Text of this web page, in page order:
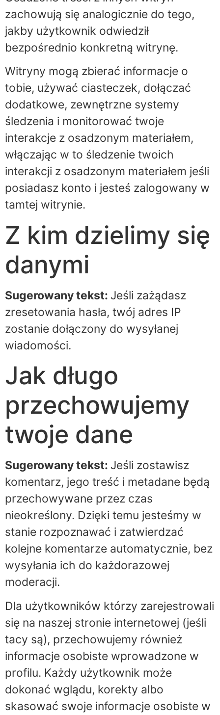
zachowują się analogicznie do tego,
jakby użytkownik odwiedził
bezpośrednio konkretną witrynę.
Witryny mogą zbierać informacje o
tobie, używać ciasteczek, dołączać
dodatkowe, zewnętrzne systemy
śledzenia i monitorować twoje
interakcje z osadzonym materiałem,
włączając w to śledzenie twoich
interakcji z osadzonym materiałem jeśli
posiadasz konto i jesteś zalogowany w
tamtej witrynie.
Z kim dzielimy się
danymi
Sugerowany tekst: Jeśli zażądasz
zresetowania hasła, twój adres IP
zostanie dołączony do wysyłanej
wiadomości.
Jak długo
przechowujemy
twoje dane
Sugerowany tekst: Jeśli zostawisz
komentarz, jego treść i metadane będą
przechowywane przez czas
nieokreślony. Dzięki temu jesteśmy w
stanie rozpoznawać i zatwierdzać
kolejne komentarze automatycznie, bez
wysyłania ich do każdorazowej
moderacji.
Dla użytkowników którzy zarejestrowali
się na naszej stronie internetowej (jeśli
tacy są), przechowujemy również
informacje osobiste wprowadzone w
profilu. Każdy użytkownik może
dokonać wglądu, korekty albo
skasować swoje informacje osobiste w